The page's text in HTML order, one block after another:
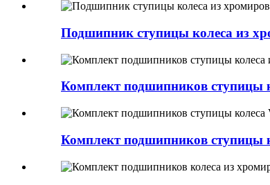
Подшипник ступицы колеса из
Комплект подшипников ступицы
Комплект подшипников ступицы